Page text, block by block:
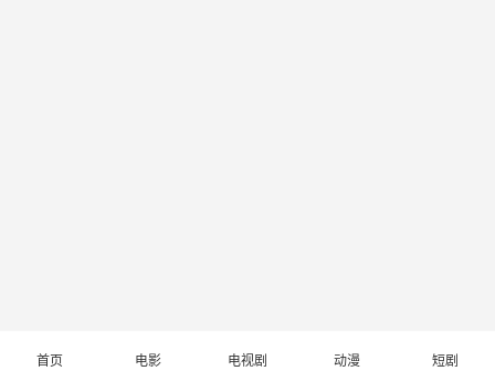
首页 电影 电视剧 动漫 短剧